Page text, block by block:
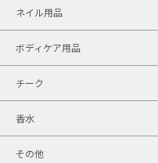
ネイル用品
ボディケア用品
チーク
香水
その他